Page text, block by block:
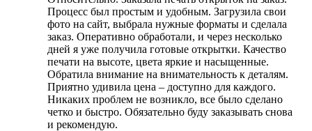
Процесс был простым и удобным. Загрузила свои
фото на сайт, выбрала нужные форматы и сделала
заказ. Оперативно обработали, и через несколько
дней я уже получила готовые открытки. Качество
печати на высоте, цвета яркие и насыщенные.
Обратила внимание на внимательность к деталям.
Приятно удивила цена – доступно для каждого.
Никаких проблем не возникло, все было сделано
четко и быстро. Обязательно буду заказывать снова
и рекомендую.